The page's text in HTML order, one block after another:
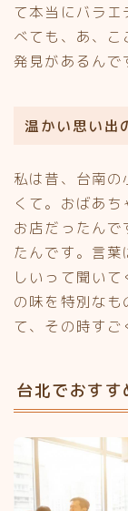
て本当にバラ
べても、あ、
発見があるんで
温かい思い出
私は昔、台南
くて。おばあ
お店だったん
たんです。言
しいって聞い
の味を特別な
て、その時すご
台北でおすす